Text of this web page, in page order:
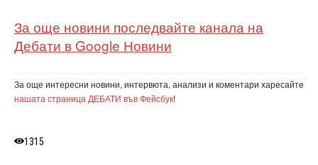
За още новини последвайте канала на
Дебати в Google Новини
За още интересни новини, интервюта, анализи и коментари харесайте
нашата страница ДЕБАТИ във Фейсбук!
1315